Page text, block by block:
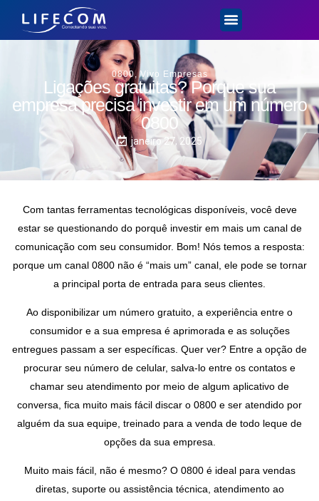
0800,Vivo Empresas
Ligações gratuitas? Porque sua
empresa precisa investir em um número
0800
janeiro 27, 2025
Com tantas ferramentas tecnológicas disponíveis, você deve
estar se questionando do porquê investir em mais um canal de
comunicação com seu consumidor. Bom! Nós temos a resposta:
porque um canal 0800 não é “mais um” canal, ele pode se tornar
a principal porta de entrada para seus clientes.
Ao disponibilizar um número gratuito, a experiência entre o
consumidor e a sua empresa é aprimorada e as soluções
entregues passam a ser específicas. Quer ver? Entre a opção de
procurar seu número de celular, salva-lo entre os contatos e
chamar seu atendimento por meio de algum aplicativo de
conversa, fica muito mais fácil discar o 0800 e ser atendido por
alguém da sua equipe, treinado para a venda de todo leque de
opções da sua empresa.
Muito mais fácil, não é mesmo? O 0800 é ideal para vendas
diretas, suporte ou assistência técnica, atendimento ao